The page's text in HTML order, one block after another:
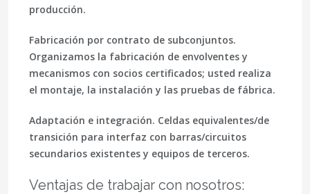
producción.
Fabricación por contrato de subconjuntos.
Organizamos la fabricación de envolventes y
mecanismos con socios certificados; usted realiza
el montaje, la instalación y las pruebas de fábrica.
Adaptación e integración. Celdas equivalentes/de
transición para interfaz con barras/circuitos
secundarios existentes y equipos de terceros.
Ventajas de trabajar con nosotros: